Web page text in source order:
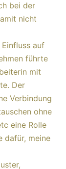
bei der
nicht
auf
führte
mit
Der
Verbindung
ohne
eine Rolle
dafür, meine